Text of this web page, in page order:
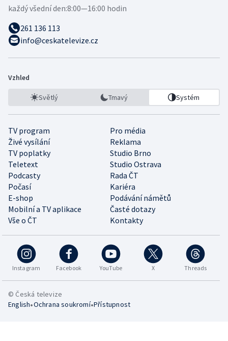
každý všední den:8:00—16:00 hodin
261 136 113
info@ceskatelevize.cz
Vzhled
Světlý Tmavý Systém
TV program
Pro média
Živé vysílání
Reklama
TV poplatky
Studio Brno
Teletext
Studio Ostrava
Podcasty
Rada ČT
Počasí
Kariéra
E-shop
Podávání námětů
Mobilní a TV aplikace
Časté dotazy
Vše o ČT
Kontakty
Instagram Facebook YouTube X Threads
© Česká televize
English•Ochrana soukromí•Přístupnost